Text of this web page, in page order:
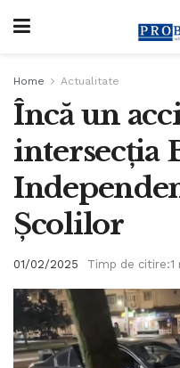
Home Actualitate
Încă un
intersecția
Școlilor
01/02/2025 Timp de citire:1